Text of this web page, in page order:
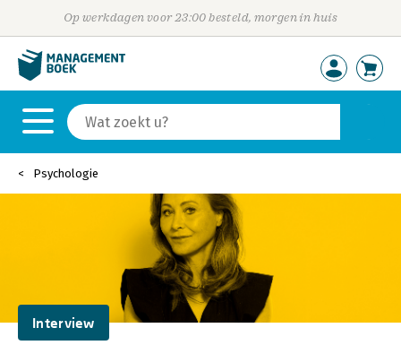
Op werkdagen voor 23:00 besteld, morgen in huis
Psychologie
Interview